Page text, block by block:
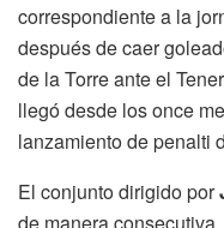
correspondiente a la
después de caer
de la Torre ante el
llegó desde los once
lanzamiento de penalti
El conjunto dirigido por
de manera